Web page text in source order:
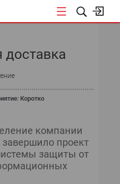
ТЕКУЩИЙ НОМЕР
доставка
Коротко
компании
проект
защиты от